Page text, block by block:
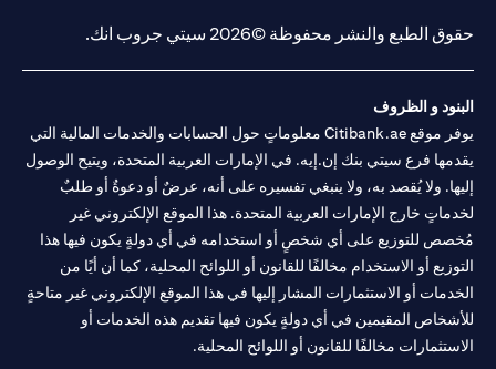
حقوق الطبع والنشر محفوظة ©2026 سيتي جروب انك.
البنود و الظروف
يوفر موقع Citibank.ae معلوماتٍ حول الحسابات والخدمات المالية التي
يقدمها فرع سيتي بنك إن.إيه. في الإمارات العربية المتحدة، ويتيح الوصول
إليها. ولا يُقصد به، ولا ينبغي تفسيره على أنه، عرضٌ أو دعوةٌ أو طلبٌ
لخدماتٍ خارج الإمارات العربية المتحدة. هذا الموقع الإلكتروني غير
مُخصص للتوزيع على أي شخصٍ أو استخدامه في أي دولةٍ يكون فيها هذا
التوزيع أو الاستخدام مخالفًا للقانون أو اللوائح المحلية، كما أن أيًا من
الخدمات أو الاستثمارات المشار إليها في هذا الموقع الإلكتروني غير متاحةٍ
للأشخاص المقيمين في أي دولةٍ يكون فيها تقديم هذه الخدمات أو
الاستثمارات مخالفًا للقانون أو اللوائح المحلية.